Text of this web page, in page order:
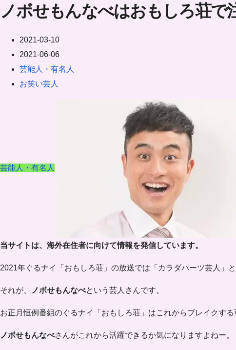
ノボせもんなべはおもしろ荘で
2021-03-10
2021-06-06
芸能人・有名人
お笑い芸人
芸能人・有名人
当サイトは、海外在住者に向けて情報を発信しています。
2021年ぐるナイ「おもしろ荘」の放送では「カラダパーツ芸人」
それが、 ノボせもんなべという芸人さんです。
お正月恒例番組のぐるナイ「おもしろ荘」はこれからブレイクす
ノボせもんなべさんがこれから活躍できるか気になりますよねー。